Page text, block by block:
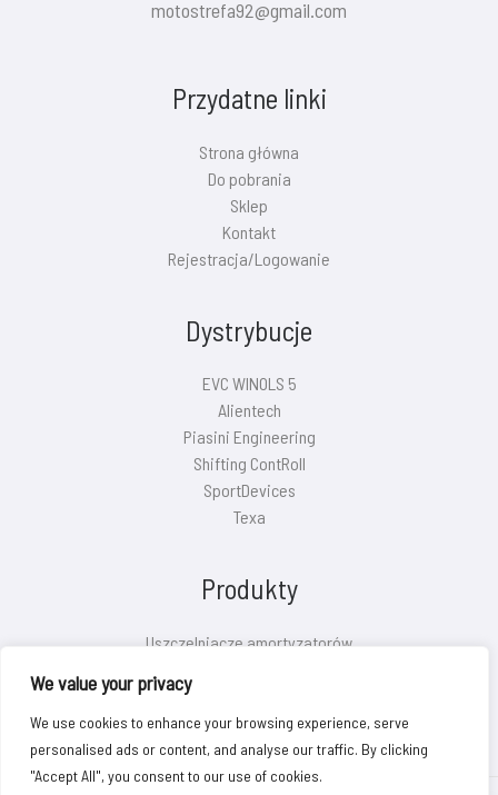
We value your privacy
We use cookies to enhance your browsing experience, serve
personalised ads or content, and analyse our traffic. By clicking
"Accept All", you consent to our use of cookies.
motostrefa92@gmail.com
Przydatne linki
Strona główna
Do pobrania
Sklep
Kontakt
Rejestracja/Logowanie
Dystrybucje
EVC WINOLS 5
Alientech
Piasini Engineering
Shifting ContRoll
SportDevices
Texa
Produkty
Uszczelniacze amortyzatorów
Eliminatory O2/SAS/EVAP